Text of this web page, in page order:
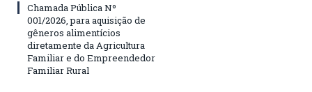
Chamada Pública Nº
001/2026, para aquisição de
gêneros alimentícios
diretamente da Agricultura
Familiar e do Empreendedor
Familiar Rural